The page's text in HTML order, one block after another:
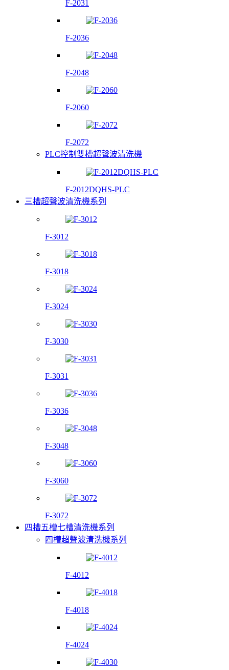
F-2031
F-2036
F-2048
F-2060
F-2072
PLC控制雙槽超聲波清洗機
F-2012DQHS-PLC
三槽超聲波清洗機系列
F-3012
F-3018
F-3024
F-3030
F-3031
F-3036
F-3048
F-3060
F-3072
四槽五槽七槽清洗機系列
四槽超聲波清洗機系列
F-4012
F-4018
F-4024